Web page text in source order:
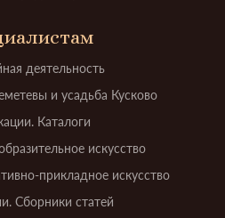
деятельность
и усадьба Кусково
Каталоги
искусство
прикладное искусство
Сборники статей